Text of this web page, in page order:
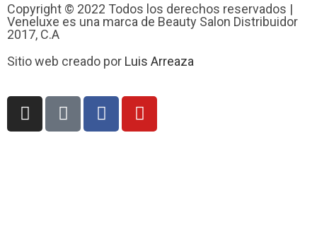
Copyright © 2022 Todos los derechos reservados |
Veneluxe es una marca de Beauty Salon Distribuidor
2017, C.A
Sitio web creado por Luis Arreaza